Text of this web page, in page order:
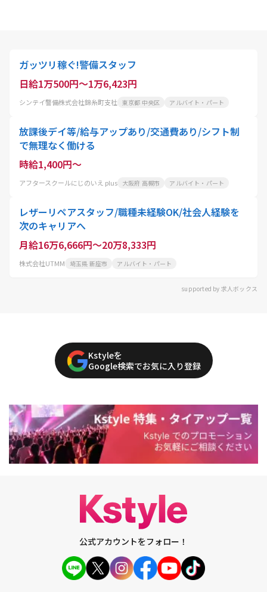
ガッツリ稼ぐ!警備スタッフ
日給1万500円～1万6,423円
シンテイ警備株式会社錦糸町支社 東京都 中央区 アルバイト・パート
放課後デイ等/給与アップあり/交通費あり/シフト制
で無理なく働ける
時給1,400円～
アフタースクールにじのいえ plus 大阪府 高槻市 アルバイト・パート
レザーリペアスタッフ/職種未経験OK/社会人経験を
次のキャリアへ
月給16万6,666円～20万8,333円
株式会社UTMM 埼玉県 新座市 アルバイト・パート
supported by 求人ボックス
Kstyleを
Google検索でお気に入り登録
公式アカウントをフォロー！